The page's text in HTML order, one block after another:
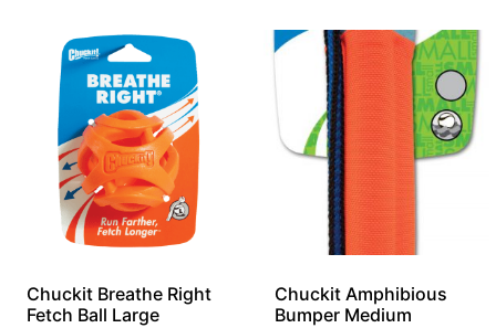
Chuckit Breathe Right
Fetch Ball Large
Chuckit Amphibious
Bumper Medium